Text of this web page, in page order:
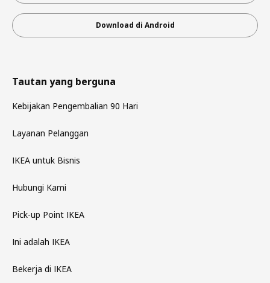
Download di Android
Tautan yang berguna
Kebijakan Pengembalian 90 Hari
Layanan Pelanggan
IKEA untuk Bisnis
Hubungi Kami
Pick-up Point IKEA
Ini adalah IKEA
Bekerja di IKEA